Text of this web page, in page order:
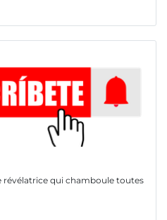
révélatrice qui chamboule toutes